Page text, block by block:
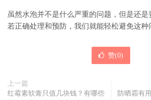
虽然水泡并不是什么严重的问题，但是还是
若正确处理和预防，我们就能轻松避免这种
赞(0)
上一篇
红霉素软膏只值几块钱？有哪些
防晒霜有